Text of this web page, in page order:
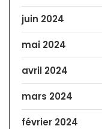
juin 2024
mai 2024
avril 2024
mars 2024
février 2024